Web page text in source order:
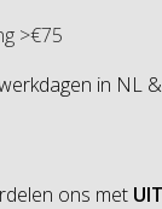
>€75
in NL
ons met